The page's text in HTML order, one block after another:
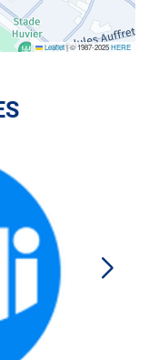
Leaflet|© 1987-2025HERE